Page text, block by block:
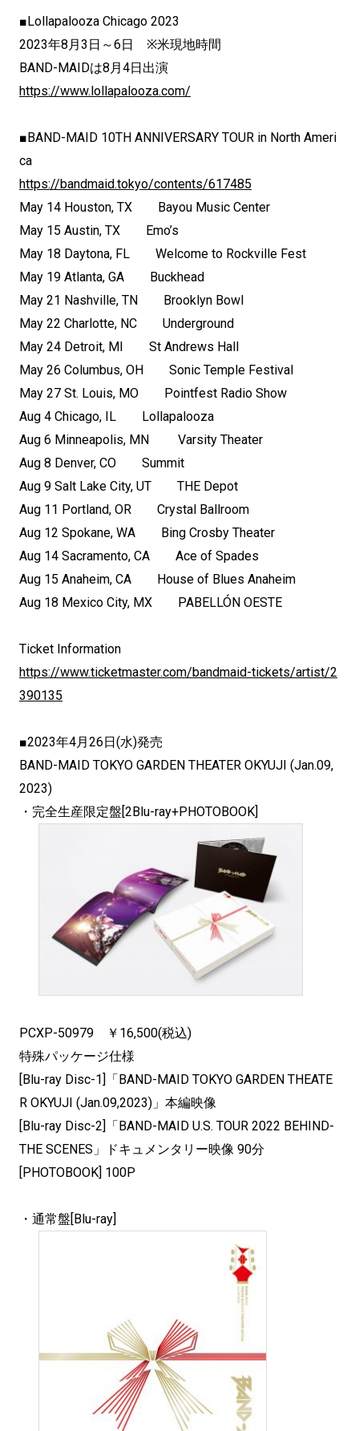
■Lollapalooza Chicago 2023
2023年8月3日～6日 ※米現地時間
BAND-MAIDは8月4日出演
https://www.lollapalooza.com/
■BAND-MAID 10TH ANNIVERSARY TOUR in North Ameri
ca
https://bandmaid.tokyo/contents/617485
May 14 Houston, TX Bayou Music Center
May 15 Austin, TX Emo’s
May 18 Daytona, FL Welcome to Rockville Fest
May 19 Atlanta, GA Buckhead
May 21 Nashville, TN Brooklyn Bowl
May 22 Charlotte, NC Underground
May 24 Detroit, MI St Andrews Hall
May 26 Columbus, OH Sonic Temple Festival
May 27 St. Louis, MO Pointfest Radio Show
Aug 4 Chicago, IL Lollapalooza
Aug 6 Minneapolis, MN Varsity Theater
Aug 8 Denver, CO Summit
Aug 9 Salt Lake City, UT THE Depot
Aug 11 Portland, OR Crystal Ballroom
Aug 12 Spokane, WA Bing Crosby Theater
Aug 14 Sacramento, CA Ace of Spades
Aug 15 Anaheim, CA House of Blues Anaheim
Aug 18 Mexico City, MX PABELLÓN OESTE
Ticket Information
https://www.ticketmaster.com/bandmaid-tickets/artist/2
390135
■2023年4月26日(水)発売
BAND-MAID TOKYO GARDEN THEATER OKYUJI (Jan.09,
2023)
・完全生産限定盤[2Blu-ray+PHOTOBOOK]
PCXP-50979 ￥16,500(税込)
特殊パッケージ仕様
[Blu-ray Disc-1]「BAND-MAID TOKYO GARDEN THEATE
R OKYUJI (Jan.09,2023)」本編映像
[Blu-ray Disc-2]「BAND-MAID U.S. TOUR 2022 BEHIND-
THE SCENES」ドキュメンタリー映像 90分
[PHOTOBOOK] 100P
・通常盤[Blu-ray]